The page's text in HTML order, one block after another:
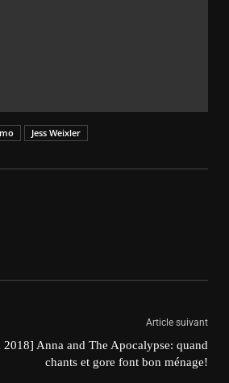
Jess Weixler
Article suivant
2018] Anna and The Apocalypse: quand
chants et gore font bon ménage!